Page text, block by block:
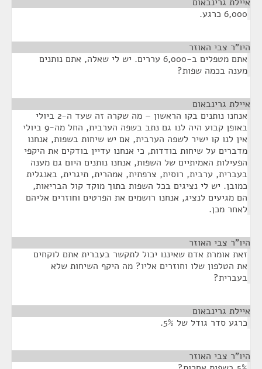
6,000 כרגע.
היו"ר צבי האוזר
אתם מטפלים ב-6,000 עררים. יש לי שאלה, אתם נותנים
מענה בכמה שפות?
איילת גרינבאום
אנחנו נותנים בקו הראשון – מה שקרה זה שעד ה-2 ביולי
באופן קבוע היה לנו גם נתב בשפה הערבית, החל מה-9 ביולי
אין לנו קו ישיר לשפה הערבית, אם יש שיחות בשפות, אנחנו
מדברים על שיחות בודדות, כי אנחנו עדיין בודקים את היקפי
הפעילות האמיתיים של השפות, אנחנו נותנים היום גם מענה
בעברית, ערבית, רוסית, צרפתית, אמהרית, תיגרית, באנגלית
כמובן. יש לי נציגים בכל השפות בתוך מוקד קול הבריאות,
הם מגיעים לנציג, אנחנו רושמים את הפרטים וחוזרים אליהם
לאחר מכן.
היו"ר צבי האוזר
זאת אומרת אדם שאיננו יכול לתקשר בעברית אתם לוקחים
את הטלפון שלו וחוזרים אליו? מה היקף השיחות שלא
בעברית?
איילת גרינבאום
כרגע סדר גודל של 5%.
היו"ר צבי האוזר